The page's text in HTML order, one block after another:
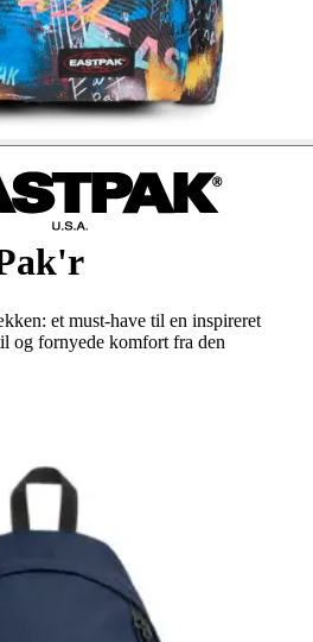
et must-have til en inspireret
og fornyede komfort fra den